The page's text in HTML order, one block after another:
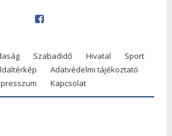
Szabadidő Hivatal
Sport
Adatvédelmi tájékoztató
Kapcsolat